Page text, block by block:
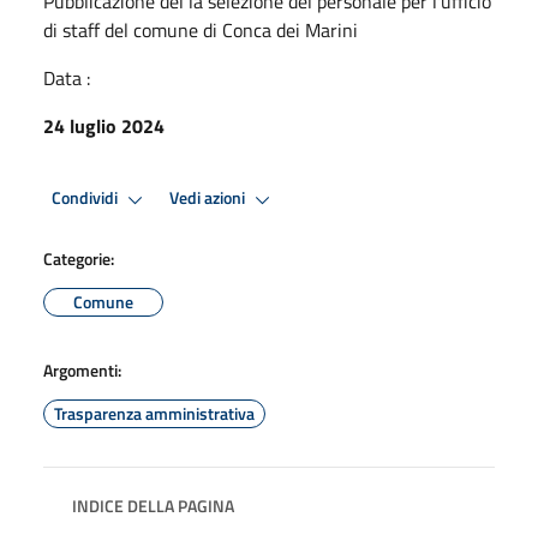
di staff del comune di Conca dei Marini
Data :
24 luglio 2024
Condividi Vedi azioni
Categorie:
Comune
Argomenti:
Trasparenza amministrativa
INDICE DELLA PAGINA